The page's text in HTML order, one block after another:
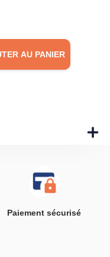
AU PANIER
Paiement sécurisé